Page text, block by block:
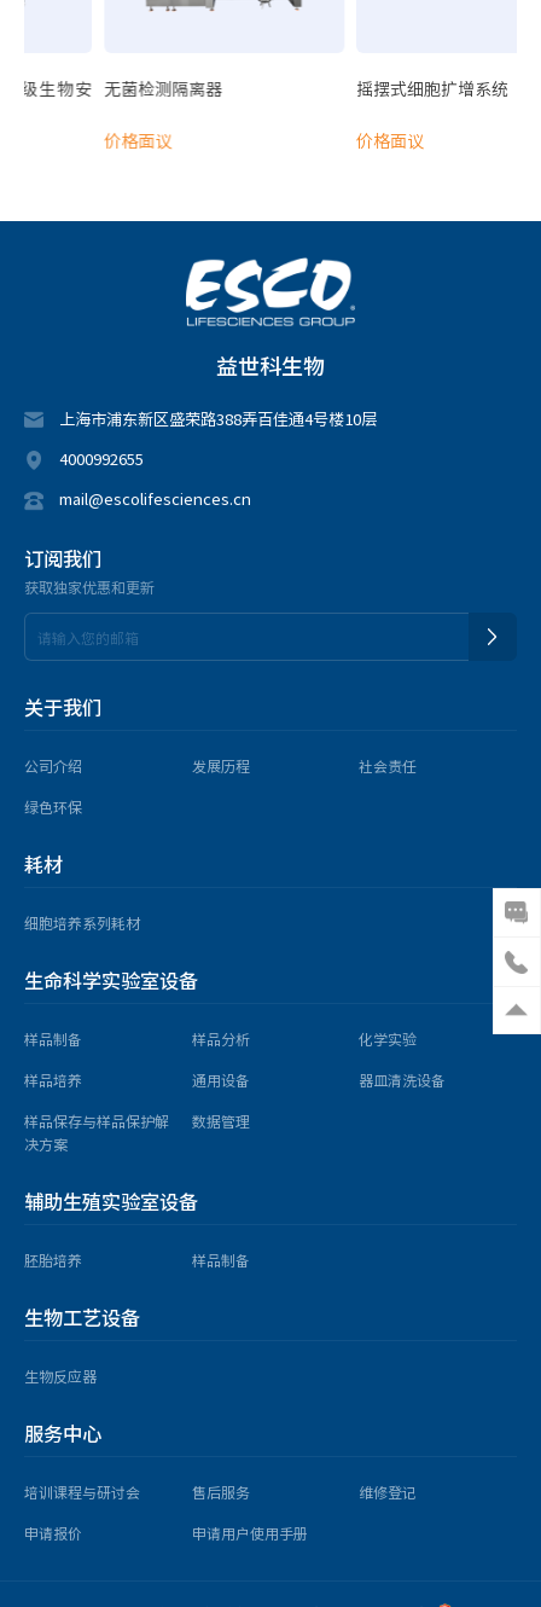
样品制备
摇摆式细胞扩增系统
电动移液器
锥底离心管
Airstream G4 A2型二级生物安全柜
光学显微镜
光学显微镜
-86℃立式超低温冰箱
安 无菌检测隔离器
价格面议
摇摆式细胞扩增系统
价格面议
益世科生物
上海市浦东新区盛荣路388弄百佳通4号楼10层
4000992655
mail@escolifesciences.cn
订阅我们
获取独家优惠和更新
关于我们
公司介绍 发展历程
社会责任
绿色环保
耗材
细胞培养系列耗材
生命科学实验室设备
样品制备 样品分析
化学实验
样品培养
通用设备
器皿清洗设备
样品保存与样品保护解
决方案
数据管理
辅助生殖实验室设备
胚胎培养 样品制备
生物工艺设备
生物反应器
服务中心
培训课程与研讨会 售后服务
维修登记
申请报价
申请用户使用手册